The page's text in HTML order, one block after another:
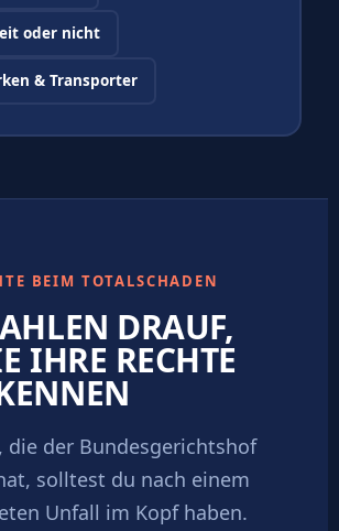
oder nicht
& Transporter
BEIM TOTALSCHADEN
DRAUF,
IHRE RECHTE
die der Bundesgerichtshof
solltest du nach einem
Unfall im Kopf haben.